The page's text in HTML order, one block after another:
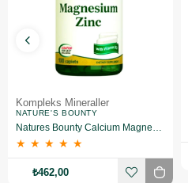
Kompleks Mineraller
NATURE'S BOUNTY
Natures Bounty Calcium Magnesium Zinc + D3 Takviye Edici Gıda 100 Tablet
★ ★ ★ ★ ★
₺462,00